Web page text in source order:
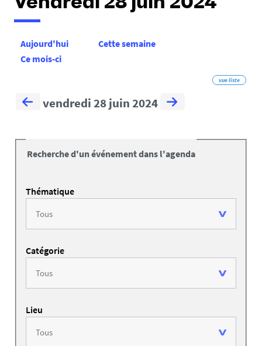
Vendredi 28 juin 2024
Aujourd'hui
Cette semaine
Ce mois-ci
vue liste
vendredi 28 juin 2024
Recherche d'un événement dans l'agenda
Thématique
Catégorie
Lieu